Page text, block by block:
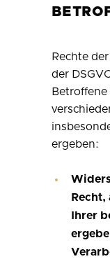
Rechte
der
Betroffene
ergeben:
Recht,
Ihrer